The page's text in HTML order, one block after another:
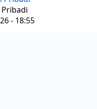
- 18:55